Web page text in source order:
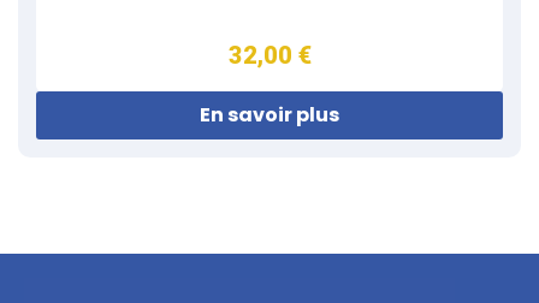
32,00 €
En savoir plus